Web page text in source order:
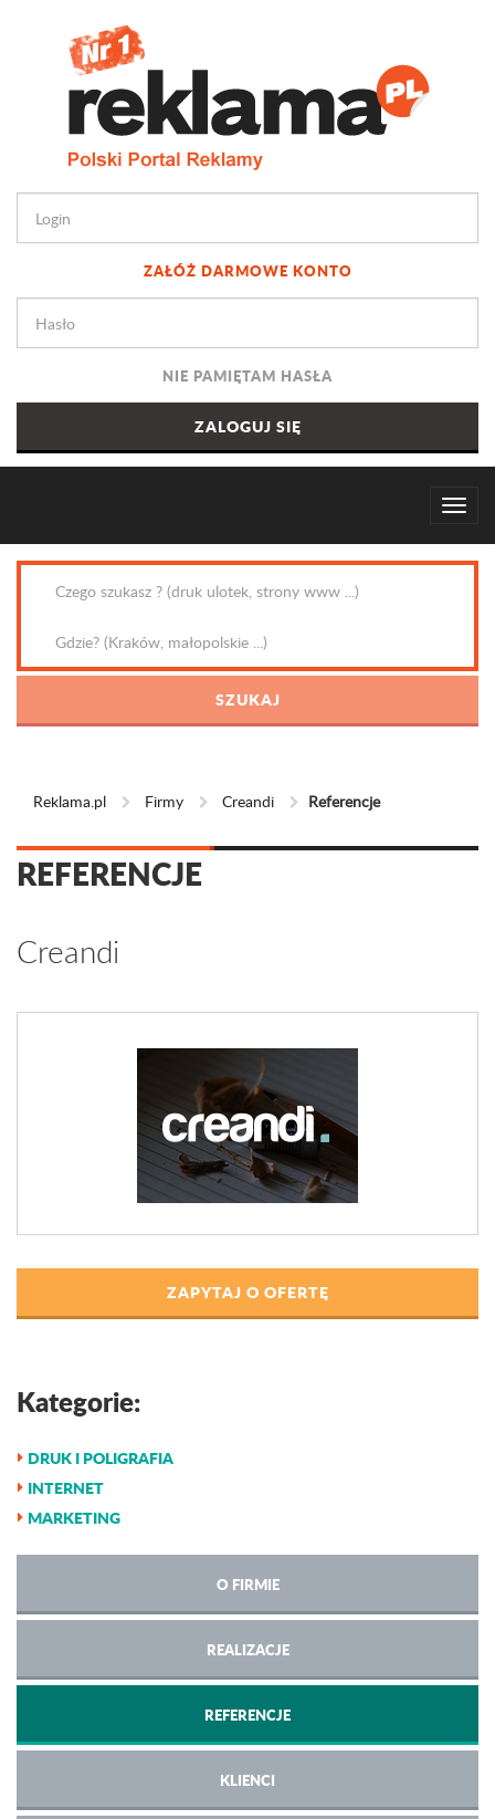
ZAŁÓŻ DARMOWE KONTO
NIE PAMIĘTAM HASŁA
Reklama.pl Firmy Creandi Referencje
REFERENCJE
Creandi
ZAPYTAJ O OFERTĘ
Kategorie:
DRUK I POLIGRAFIA
INTERNET
MARKETING
O FIRMIE
REALIZACJE
REFERENCJE
KLIENCI